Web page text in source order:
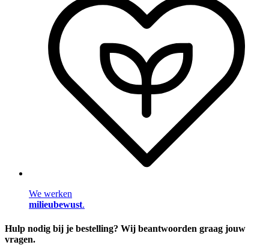
We werken
milieubewust.
Hulp nodig bij je bestelling? Wij beantwoorden graag jouw
vragen.